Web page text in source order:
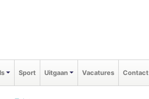
Sport Uitgaan Vacatures Contact